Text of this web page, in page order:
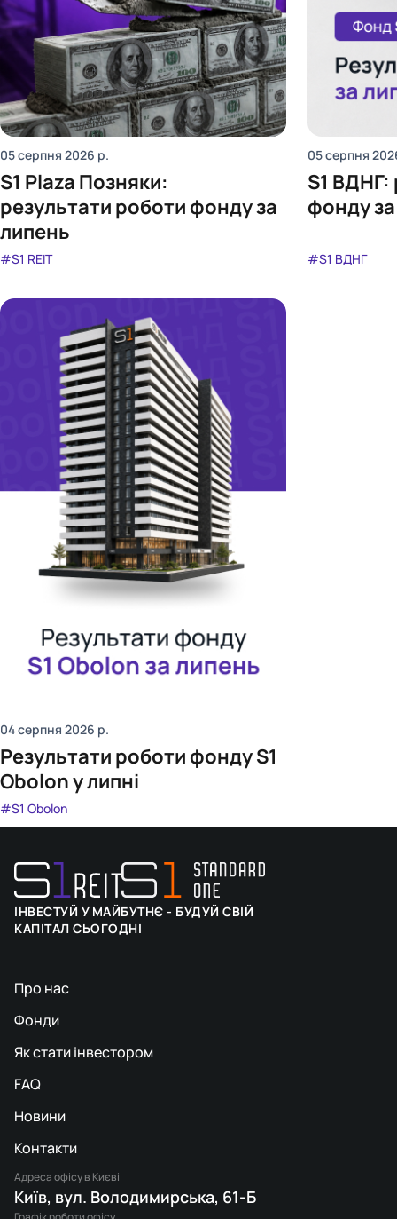
05 серпня 2026 р.
S1 Plaza Позняки:
результати роботи фонду за
липень
#S1 REIT
05 серпня
S1 ВДНГ:
фонду
#S1 ВДНГ
04 серпня 2026 р.
Результати роботи фонду S1
Obolon у липні
#S1 Obolon
ІНВЕСТУЙ У МАЙБУТНЄ - БУДУЙ СВІЙ
КАПІТАЛ СЬОГОДНІ
Про нас
Фонди
Як стати інвестором
FAQ
Новини
Контакти
Адреса офісу в Києві
Київ, вул. Володимирська, 61-Б